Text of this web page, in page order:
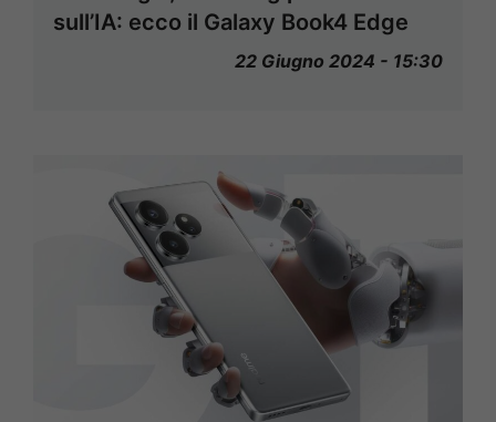
sull’IA: ecco il Galaxy Book4 Edge
22 Giugno 2024 - 15:30